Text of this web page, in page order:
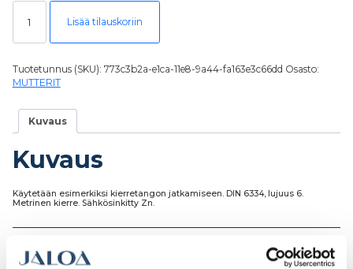
Jatkomutteri M8 määrä
Lisää tilauskoriin
Tuotetunnus (SKU): 773c3b2a-e1ca-11e8-9a44-fa163e3c66dd Osasto:
MUTTERIT
Kuvaus
Kuvaus
Käytetään esimerkiksi kierretangon jatkamiseen. DIN 6334, lujuus 6.
Metrinen kierre. Sähkösinkitty Zn.